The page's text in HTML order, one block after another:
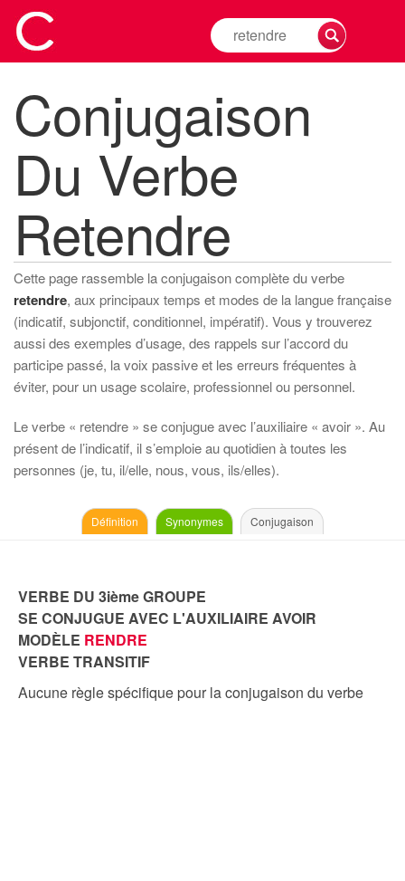
Rechercher
la
d'un
verbe
Conjugaison
Du Verbe
Retendre
Cette page rassemble la conjugaison complète du verbe
retendre, aux principaux temps et modes de la langue française
(indicatif, subjonctif, conditionnel, impératif). Vous y trouverez
aussi des exemples d’usage, des rappels sur l’accord du
participe passé, la voix passive et les erreurs fréquentes à
éviter, pour un usage scolaire, professionnel ou personnel.
Le verbe « retendre » se conjugue avec l’auxiliaire « avoir ». Au
présent de l’indicatif, il s’emploie au quotidien à toutes les
personnes (je, tu, il/elle, nous, vous, ils/elles).
Définition Synonymes Conjugaison
VERBE DU 3ième GROUPE
SE CONJUGUE AVEC L'AUXILIAIRE AVOIR
MODÈLE RENDRE
VERBE TRANSITIF
Aucune règle spécifique pour la conjugaison du verbe